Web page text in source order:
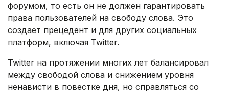
форумом, то есть он не должен гарантировать
права пользователей на свободу слова. Это
создает прецедент и для других социальных
платформ, включая Twitter.
Twitter на протяжении многих лет балансировал
между свободой слова и снижением уровня
ненависти в повестке дня, но справляться со